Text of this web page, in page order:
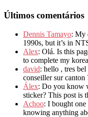
Últimos comentários
Dennis Tamayo: My
1990s, but it’s in
Alex: Olá. Is this
to complete my
david: hello , tres bel
conseiller sur canton
Álex: Do you know
sticker? This post is
Achoo: I bought one
knowing anything